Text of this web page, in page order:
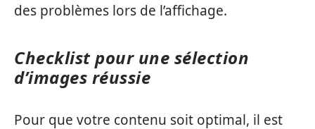
des problèmes lors de l’affichage.
Checklist pour une sélection
d’images réussie
Pour que votre contenu soit optimal, il est